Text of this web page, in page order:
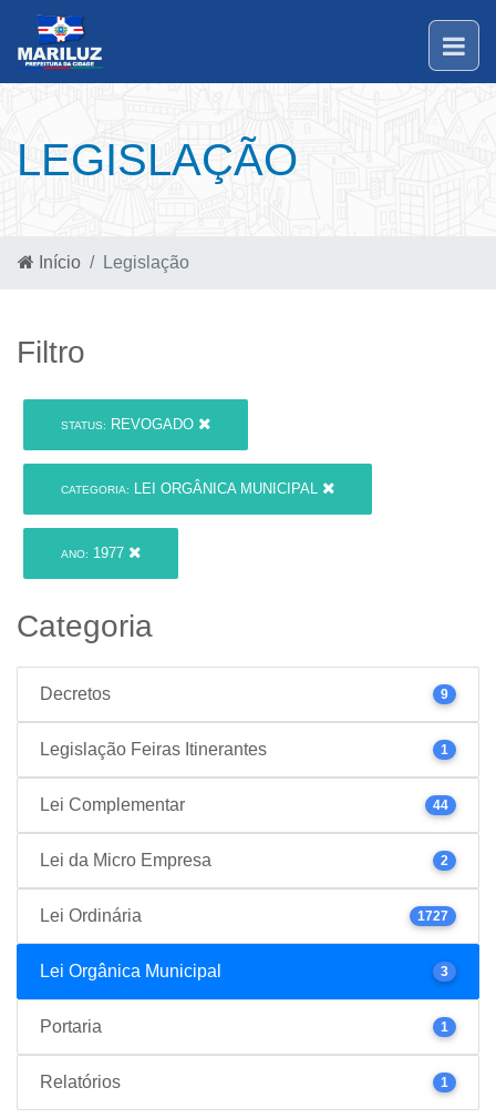
LEGISLAÇÃO
Início Legislação
Filtro
STATUS: REVOGADO
CATEGORIA: LEI ORGÂNICA MUNICIPAL
ANO: 1977
Categoria
Decretos 9
Legislação Feiras Itinerantes 1
Lei Complementar 44
Lei da Micro Empresa 2
Lei Ordinária 1727
Lei Orgânica Municipal 3
Portaria 1
Relatórios 1